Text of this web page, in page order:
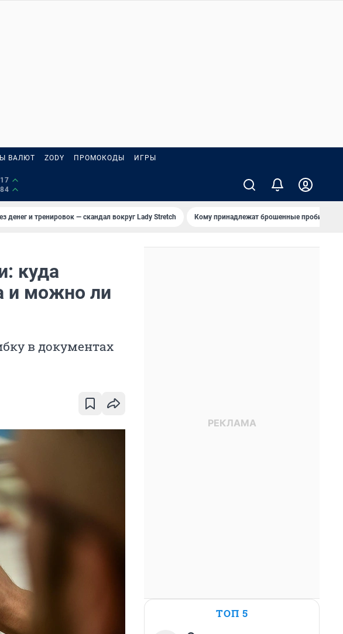
ВАЛЮТ ZODY ПРОМОКОДЫ ИГРЫ
денег и тренировок — скандал вокруг Lady Stretch Кому принадлежат брошенные пробирки?
куда
и можно ли
в документах
ТОП 5